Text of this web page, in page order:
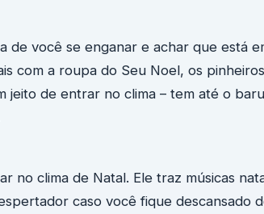
de você se enganar e achar que está
com a roupa do Seu Noel, os
jeito de entrar no clima – tem até o
no clima de Natal. Ele traz músicas
caso você fique descansado